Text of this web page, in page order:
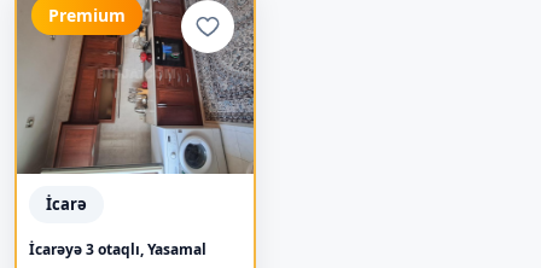
Premium
İcarə
İcarəyə 3 otaqlı, Yasamal